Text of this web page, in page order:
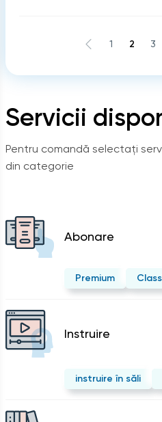
Servicii
Pentru comandă selectați
din categorie
Abonare
Premium
Instruire
instruire în săli
1 2 3